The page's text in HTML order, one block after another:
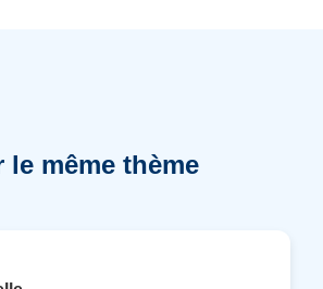
le même thème